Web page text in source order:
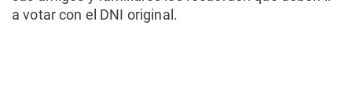
a votar con el DNI original.